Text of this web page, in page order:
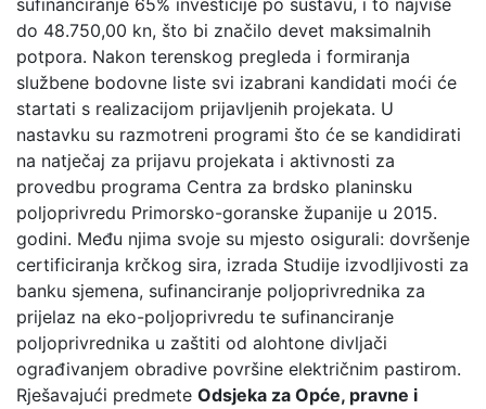
sufinanciranje 65% investicije po sustavu, i to najviše
do 48.750,00 kn, što bi značilo devet maksimalnih
potpora. Nakon terenskog pregleda i formiranja
službene bodovne liste svi izabrani kandidati moći će
startati s realizacijom prijavljenih projekata. U
nastavku su razmotreni programi što će se kandidirati
na natječaj za prijavu projekata i aktivnosti za
provedbu programa Centra za brdsko planinsku
poljoprivredu Primorsko-goranske županije u 2015.
godini. Među njima svoje su mjesto osigurali: dovršenje
certificiranja krčkog sira, izrada Studije izvodljivosti za
banku sjemena, sufinanciranje poljoprivrednika za
prijelaz na eko-poljoprivredu te sufinanciranje
poljoprivrednika u zaštiti od alohtone divljači
ograđivanjem obradive površine električnim pastirom.
Rješavajući predmete Odsjeka za Opće, pravne i